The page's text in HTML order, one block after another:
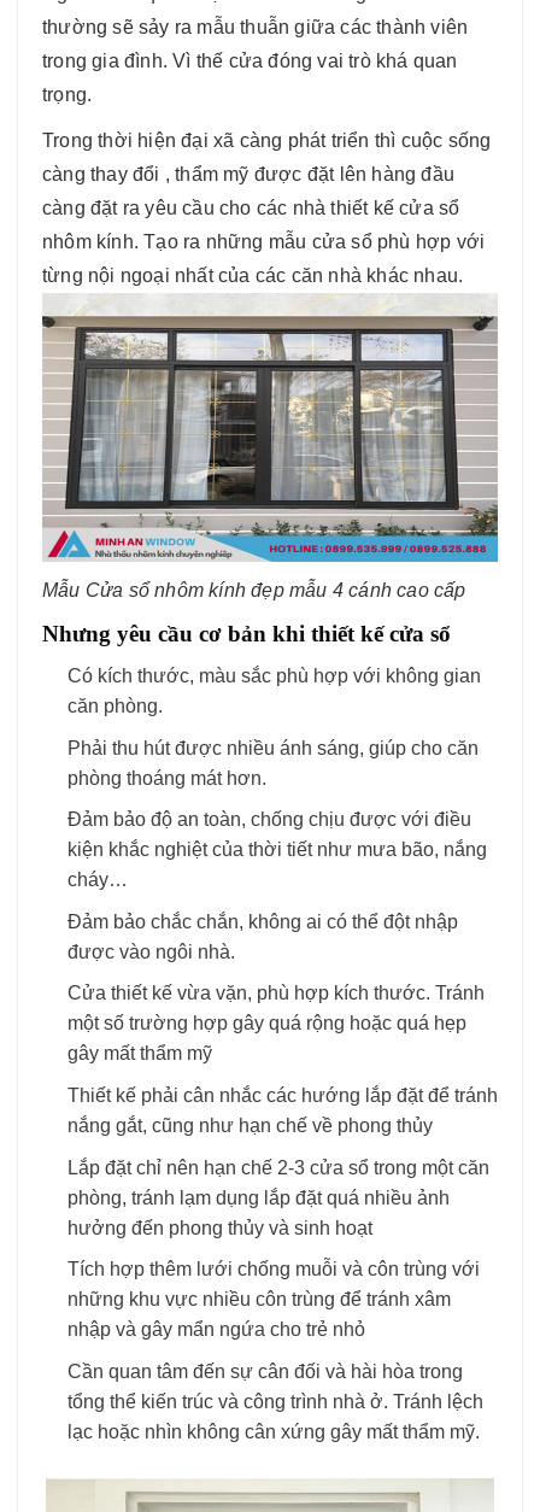
thường sẽ sảy ra mẫu thuẫn giữa các thành viên
trong gia đình. Vì thế cửa đóng vai trò khá quan
trọng.
Trong thời hiện đại xã càng phát triển thì cuộc sống
càng thay đổi , thẩm mỹ được đặt lên hàng đầu
càng đặt ra yêu cầu cho các nhà thiết kế cửa sổ
nhôm kính. Tạo ra những mẫu cửa sổ phù hợp với
từng nội ngoại nhất của các căn nhà khác nhau.
Mẫu Cửa sổ nhôm kính đẹp mẫu 4 cánh cao cấp
Nhưng yêu cầu cơ bản khi thiết kế cửa sổ
Có kích thước, màu sắc phù hợp với không gian
căn phòng.
Phải thu hút được nhiều ánh sáng, giúp cho căn
phòng thoáng mát hơn.
Đảm bảo độ an toàn, chống chịu được với điều
kiện khắc nghiệt của thời tiết như mưa bão, nắng
cháy…
Đảm bảo chắc chắn, không ai có thể đột nhập
được vào ngôi nhà.
Cửa thiết kế vừa vặn, phù hợp kích thước. Tránh
một số trường hợp gây quá rộng hoặc quá hẹp
gây mất thẩm mỹ
Thiết kế phải cân nhắc các hướng lắp đặt để tránh
nắng gắt, cũng như hạn chế về phong thủy
Lắp đặt chỉ nên hạn chế 2-3 cửa sổ trong một căn
phòng, tránh lạm dụng lắp đặt quá nhiều ảnh
hưởng đến phong thủy và sinh hoạt
Tích hợp thêm lưới chống muỗi và côn trùng với
những khu vực nhiều côn trùng để tránh xâm
nhập và gây mẩn ngứa cho trẻ nhỏ
Cần quan tâm đến sự cân đối và hài hòa trong
tổng thể kiến trúc và công trình nhà ở. Tránh lệch
lạc hoặc nhìn không cân xứng gây mất thẩm mỹ.